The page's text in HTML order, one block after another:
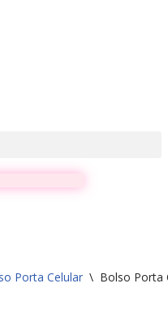
Porta Celular \ Bolso Porta